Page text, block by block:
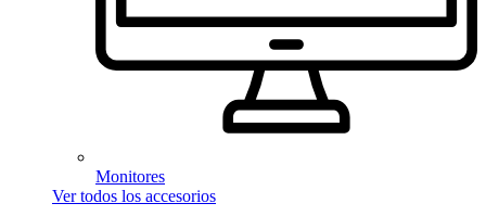
Monitores
Ver todos los accesorios